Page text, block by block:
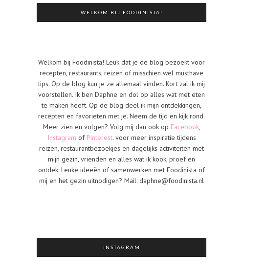
WELKOM BIJ FOODINISTA!
Welkom bij Foodinista! Leuk dat je de blog bezoekt voor
recepten, restaurants, reizen of misschien wel musthave
tips. Op de blog kun je ze allemaal vinden. Kort zal ik mij
voorstellen. Ik ben Daphne en dol op alles wat met eten
te maken heeft. Op de blog deel ik mijn ontdekkingen,
recepten en favorieten met je. Neem de tijd en kijk rond.
Meer zien en volgen? Volg mij dan ook op Facebook,
Instagram of Pinterest. voor meer inspiratie tijdens
reizen, restaurantbezoekjes en dagelijks activiteiten met
mijn gezin, vrienden en alles wat ik kook, proef en
ontdek. Leuke ideeën of samenwerken met Foodinista of
mij en het gezin uitnodigen? Mail: daphne@foodinista.nl
INSTAGRAM